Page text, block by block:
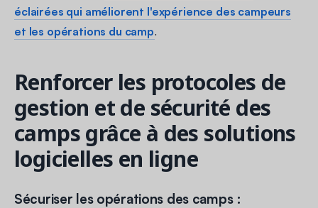
éclairées qui améliorent l'expérience des campeurs
et les opérations du camp.
Renforcer les protocoles de
gestion et de sécurité des
camps grâce à des solutions
logicielles en ligne
Sécuriser les opérations des camps :